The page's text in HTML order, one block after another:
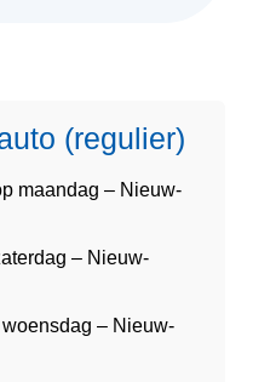
(regulier)
maandag – Nieuw-
– Nieuw-
– Nieuw-